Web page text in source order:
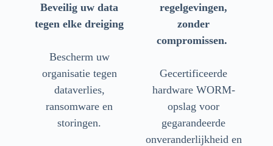
Beveilig uw data
tegen elke dreiging
Bescherm uw
organisatie tegen
dataverlies,
ransomware en
storingen.
regelgevingen,
zonder
compromissen.
Gecertificeerde
hardware WORM-
opslag voor
gegarandeerde
onveranderlijkheid en